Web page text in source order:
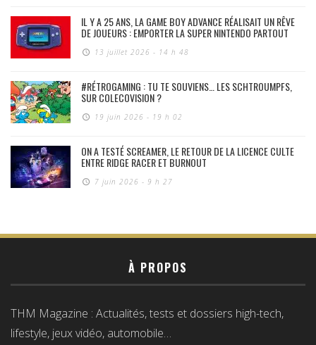
IL Y A 25 ANS, LA GAME BOY ADVANCE RÉALISAIT UN RÊVE
DE JOUEURS : EMPORTER LA SUPER NINTENDO PARTOUT
13 juillet 2026 - 14 h 48
#RÉTROGAMING : TU TE SOUVIENS… LES SCHTROUMPFS,
SUR COLECOVISION ?
19 juin 2026 - 19 h 02
ON A TESTÉ SCREAMER, LE RETOUR DE LA LICENCE CULTE
ENTRE RIDGE RACER ET BURNOUT
7 juin 2026 - 9 h 27
À PROPOS
THM Magazine : Actualités, tests et dossiers high-tech,
lifestyle, jeux vidéo, automobile…